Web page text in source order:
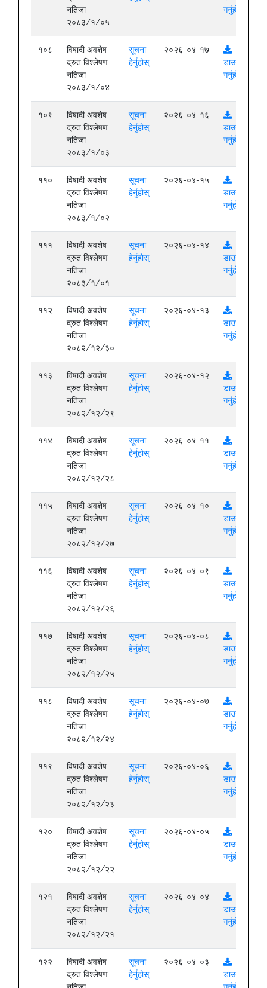
नतिजा
२०८३/१/०५
गर्नुहोस्
१०८
विषादी अवशेष
द्रुत विश्लेषण
नतिजा
२०८३/१/०४
सूचना
हेर्नुहोस्
२०२६-०४-१७
डाउनलोड
गर्नुहोस्
१०९
विषादी अवशेष
द्रुत विश्लेषण
नतिजा
२०८३/१/०३
सूचना
हेर्नुहोस्
२०२६-०४-१६
डाउनलोड
गर्नुहोस्
११०
विषादी अवशेष
द्रुत विश्लेषण
नतिजा
२०८३/१/०२
सूचना
हेर्नुहोस्
२०२६-०४-१५
डाउनलोड
गर्नुहोस्
१११
विषादी अवशेष
द्रुत विश्लेषण
नतिजा
२०८३/१/०१
सूचना
हेर्नुहोस्
२०२६-०४-१४
डाउनलोड
गर्नुहोस्
११२
विषादी अवशेष
द्रुत विश्लेषण
नतिजा
२०८२/१२/३०
सूचना
हेर्नुहोस्
२०२६-०४-१३
डाउनलोड
गर्नुहोस्
११३
विषादी अवशेष
द्रुत विश्लेषण
नतिजा
२०८२/१२/२९
सूचना
हेर्नुहोस्
२०२६-०४-१२
डाउनलोड
गर्नुहोस्
११४
विषादी अवशेष
द्रुत विश्लेषण
नतिजा
२०८२/१२/२८
सूचना
हेर्नुहोस्
२०२६-०४-११
डाउनलोड
गर्नुहोस्
११५
विषादी अवशेष
द्रुत विश्लेषण
नतिजा
२०८२/१२/२७
सूचना
हेर्नुहोस्
२०२६-०४-१०
डाउनलोड
गर्नुहोस्
११६
विषादी अवशेष
द्रुत विश्लेषण
नतिजा
२०८२/१२/२६
सूचना
हेर्नुहोस्
२०२६-०४-०९
डाउनलोड
गर्नुहोस्
११७
विषादी अवशेष
द्रुत विश्लेषण
नतिजा
२०८२/१२/२५
सूचना
हेर्नुहोस्
२०२६-०४-०८
डाउनलोड
गर्नुहोस्
११८
विषादी अवशेष
द्रुत विश्लेषण
नतिजा
२०८२/१२/२४
सूचना
हेर्नुहोस्
२०२६-०४-०७
डाउनलोड
गर्नुहोस्
११९
विषादी अवशेष
द्रुत विश्लेषण
नतिजा
२०८२/१२/२३
सूचना
हेर्नुहोस्
२०२६-०४-०६
डाउनलोड
गर्नुहोस्
१२०
विषादी अवशेष
द्रुत विश्लेषण
नतिजा
२०८२/१२/२२
सूचना
हेर्नुहोस्
२०२६-०४-०५
डाउनलोड
गर्नुहोस्
१२१
विषादी अवशेष
द्रुत विश्लेषण
नतिजा
२०८२/१२/२१
सूचना
हेर्नुहोस्
२०२६-०४-०४
डाउनलोड
गर्नुहोस्
१२२
विषादी अवशेष
द्रुत विश्लेषण
सूचना
हेर्नुहोस्
२०२६-०४-०३
डाउनलोड